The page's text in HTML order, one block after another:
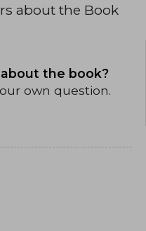
about the Book
the book?
own question.